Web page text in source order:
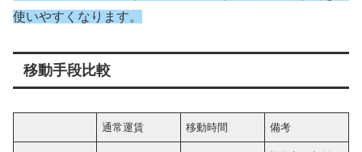
使いやすくなります。
移動手段比較
通常運賃 移動時間 備考